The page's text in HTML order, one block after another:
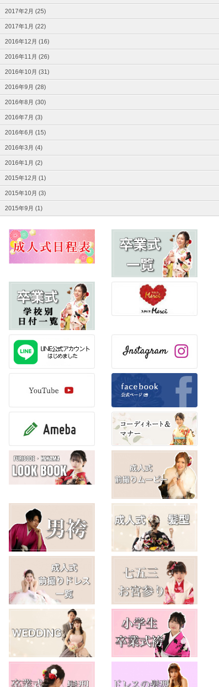
2017年2月 (25)
2017年1月 (22)
2016年12月 (16)
2016年11月 (26)
2016年10月 (31)
2016年9月 (28)
2016年8月 (30)
2016年7月 (3)
2016年6月 (15)
2016年3月 (4)
2016年1月 (2)
2015年12月 (1)
2015年10月 (3)
2015年9月 (1)